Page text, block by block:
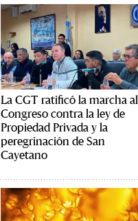
La CGT ratificó la marcha al
Congreso contra la ley de
Propiedad Privada y la
peregrinación de San
Cayetano